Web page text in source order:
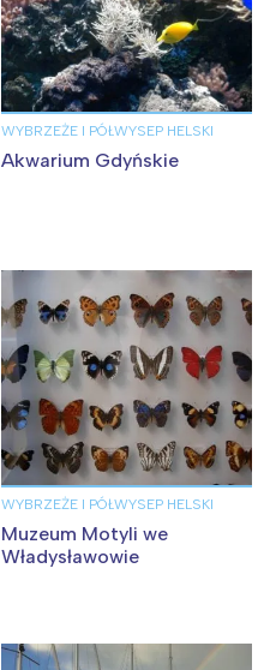
WYBRZEŻE I PÓŁWYSEP HELSKI
Akwarium Gdyńskie
WYBRZEŻE I PÓŁWYSEP HELSKI
Muzeum Motyli we
Władysławowie